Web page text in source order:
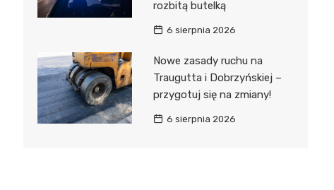
rozbitą butelką
6 sierpnia 2026
Nowe zasady ruchu na
Traugutta i Dobrzyńskiej –
przygotuj się na zmiany!
6 sierpnia 2026